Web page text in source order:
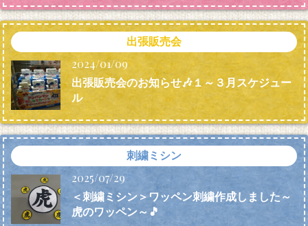
出張販売会
2024/01/09
出張販売会のお知らせ🎶１～３月スケジュー
ル
刺繍ミシン
2025/07/29
＜刺繍ミシン＞ワッペン刺繍作成しました～
虎のワッペン～🎵